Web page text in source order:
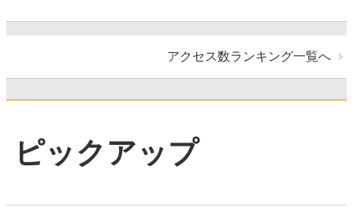
アクセス数ランキング一覧へ
ピックアップ